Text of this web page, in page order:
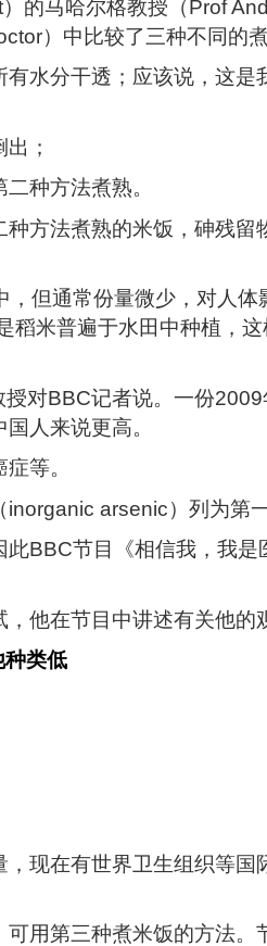
的马哈尔格教授（Prof
）中比较了三种不同的煮
水分干透；应该说，这是
；
种方法煮熟。
方法煮熟的米饭，砷残留
但通常份量微少，对人体
稻米普遍于水田中种植，
对BBC记者说。一份2009
人来说更高。
等。
arsenic）列为第
BBC节目《相信我，我是
，他在节目中讲述有关他的
种类低
现在有世界卫生组织等国
可用第三种煮米饭的方法。